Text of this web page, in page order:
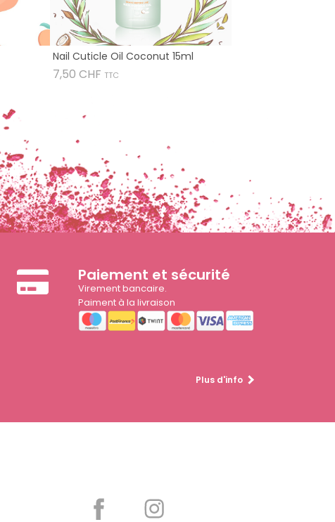
Nail Cuticle Oil Coconut 15ml
7,50 CHF Prix
TTC
Paiement et sécurité
Virement bancaire.
Paiment à la livraison
Plus d'info